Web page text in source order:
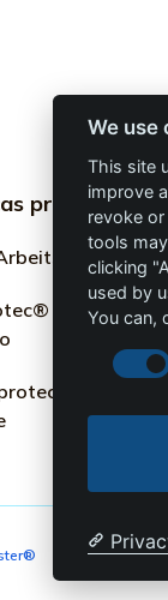
Solo trabaja
– Tienda
We use
This site
improve
revoke
tools
clicking
used by
You can,